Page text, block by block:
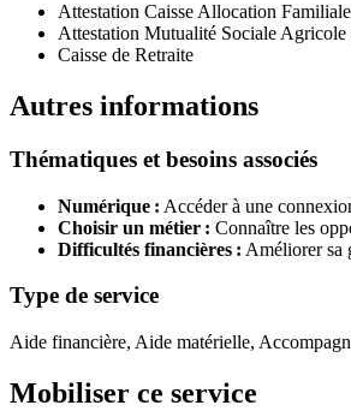
Attestation Caisse Allocation
Attestation Mutualité Sociale
Caisse de Retraite
Autres informations
Thématiques et besoins associés
Numérique : Accéder à une
Choisir un métier : Connaître les
Difficultés financières : Améliorer sa
Type de service
Aide financière, Aide matérielle,
Mobiliser ce service